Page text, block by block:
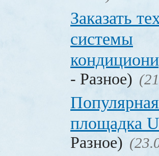
Заказать
системы
- Разное)
площадка
Разное)